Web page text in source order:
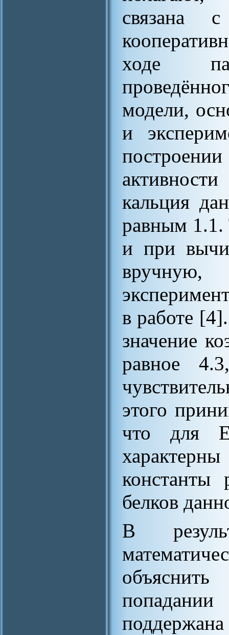
связана
ходе
модели,
и
кальция
равным 1.1.
и при
в работе
значение
равное
этого
что для
константы
белков
В